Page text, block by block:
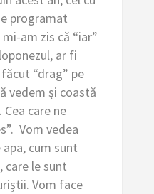
programat
am zis că “iar”
ar fi
“drag” pe
vedem și coastă
care ne
Vom vedea
cum sunt
care le sunt
Vom face